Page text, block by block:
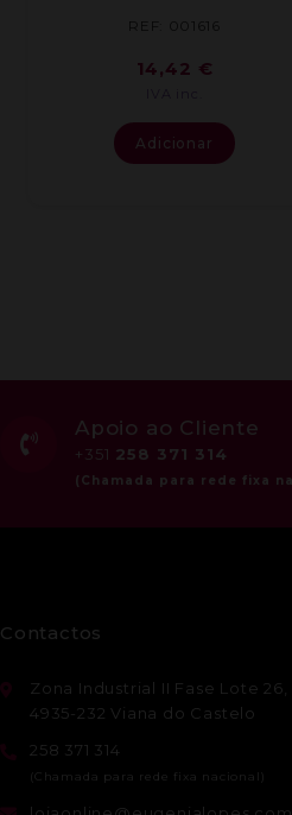
REF: 001616
14,42 €
Adicionar
Apoio ao Cliente
+351 258 371 314
Contactos
Zona Industrial II Fase Lote 26,
4935-232 Viana do Castelo
258 371 314